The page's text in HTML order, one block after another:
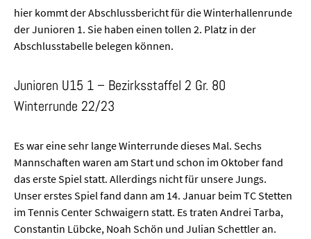
Abschlusstabelle belegen können.
Junioren U15 1 – Bezirksstaffel 2 Gr. 80
Es war eine sehr lange Winterrunde dieses Mal. Sechs
das erste Spiel statt. Allerdings nicht für unsere Jungs.
Unser erstes Spiel fand dann am 14. Januar beim TC Stetten
im Tennis Center Schwaigern statt. Es traten Andrei Tarba,
Constantin Lübcke, Noah Schön und Julian Schettler an.
Hier konnte sich
unsere Mannschaft mit 5:1 klar durchsetzen. Ein gelungener